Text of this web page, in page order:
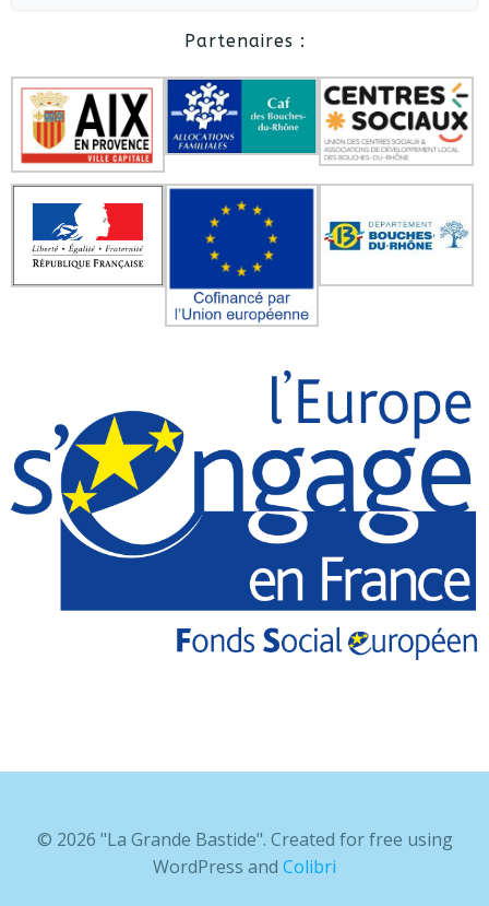
Partenaires :
© 2026 "La Grande Bastide". Created for free using
WordPress and Colibri